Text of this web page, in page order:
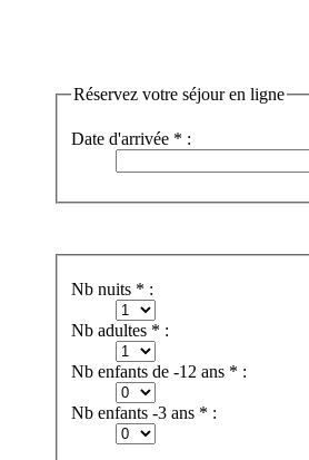
Réservez votre séjour en ligne
Date d'arrivée * :
Nb nuits * :
Nb adultes * :
Nb enfants de -12 ans * :
Nb enfants -3 ans * :